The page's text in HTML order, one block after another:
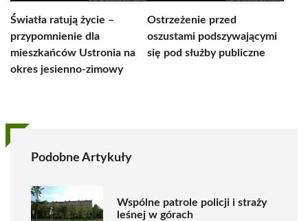
Światła ratują życie –
przypomnienie dla
mieszkańców Ustronia na
okres jesienno-zimowy
Ostrzeżenie przed
oszustami podszywającymi
się pod służby publiczne
Podobne Artykuły
Wspólne patrole policji i straży
leśnej w górach